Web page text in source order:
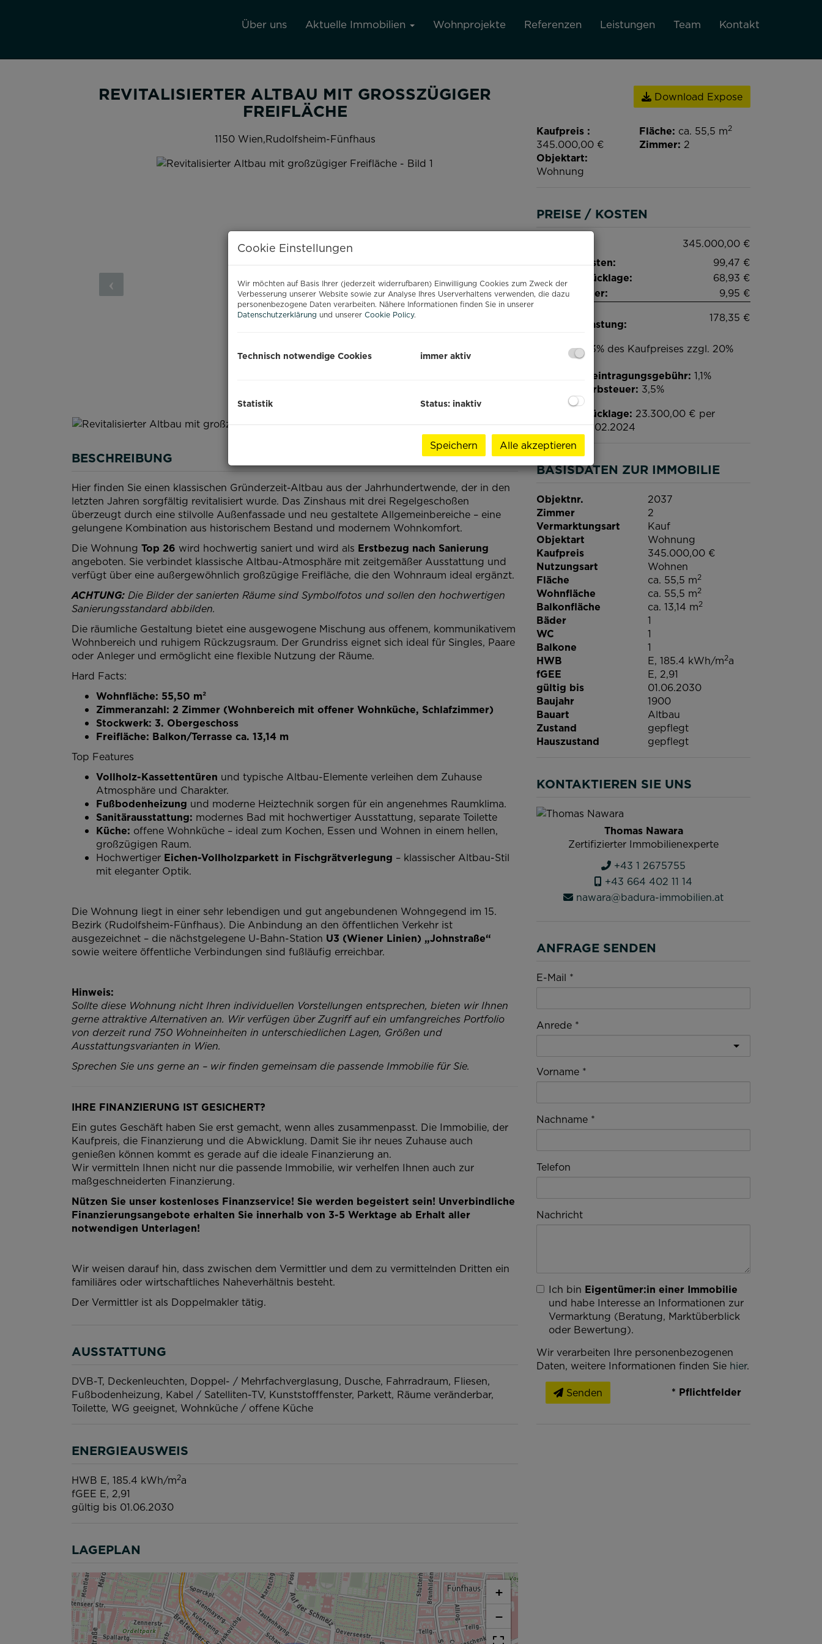
Über uns Aktuelle Immobilien Wohnprojekte Referenzen Leistungen Team Kontakt
REVITALISIERTER ALTBAU MIT GROSSZÜGIGER F
REIFLÄCHE
1150 Wien,Rudolfsheim-Fünfhaus
BESCHREIBUNG
Hier finden Sie einen klassischen Gründerzeit-Altbau aus der Jahrhundertwende, der in den
letzten Jahren sorgfältig revitalisiert wurde. Das Zinshaus mit drei Regelgeschoßen
überzeugt durch eine stilvolle Außenfassade und neu gestaltete Allgemeinbereiche – eine
gelungene Kombination aus historischem Bestand und modernem Wohnkomfort.
Die Wohnung Top 26 wird hochwertig saniert und wird als Erstbezug nach Sanierung
angeboten. Sie verbindet klassische Altbau-Atmosphäre mit zeitgemäßer Ausstattung und
verfügt über eine außergewöhnlich großzügige Freifläche, die den Wohnraum ideal ergänzt.
ACHTUNG: Die Bilder der sanierten Räume sind Symbolfotos und sollen den hochwertigen
Sanierungsstandard abbilden.
Die räumliche Gestaltung bietet eine ausgewogene Mischung aus offenem, kommunikativem
Wohnbereich und ruhigem Rückzugsraum. Der Grundriss eignet sich ideal für Singles, Paare
oder Anleger und ermöglicht eine flexible Nutzung der Räume.
Hard Facts:
Wohnfläche: 55,50 m²
Zimmeranzahl: 2 Zimmer (Wohnbereich mit offener Wohnküche, Schlafzimmer)
Stockwerk: 3. Obergeschoss
Freifläche: Balkon/Terrasse ca. 13,14 m
Top Features
Vollholz-Kassettentüren und typische Altbau-Elemente verleihen dem Zuhause
Atmosphäre und Charakter.
Fußbodenheizung und moderne Heiztechnik sorgen für ein angenehmes Raumklima.
Sanitärausstattung: modernes Bad mit hochwertiger Ausstattung, separate Toilette
Küche: offene Wohnküche – ideal zum Kochen, Essen und Wohnen in einem hellen,
großzügigen Raum.
Hochwertiger Eichen-Vollholzparkett in Fischgrätverlegung – klassischer Altbau-Stil
mit eleganter Optik.
Die Wohnung liegt in einer sehr lebendigen und gut angebundenen Wohngegend im 15.
Bezirk (Rudolfsheim-Fünfhaus). Die Anbindung an den öffentlichen Verkehr ist
ausgezeichnet – die nächstgelegene U-Bahn-Station U3 (Wiener Linien) „Johnstraße“
sowie weitere öffentliche Verbindungen sind fußläufig erreichbar.
Hinweis:
Sollte diese Wohnung nicht Ihren individuellen Vorstellungen entsprechen, bieten wir Ihnen
gerne attraktive Alternativen an. Wir verfügen über Zugriff auf ein umfangreiches Portfolio
von derzeit rund 750 Wohneinheiten in unterschiedlichen Lagen, Größen und
Ausstattungsvarianten in Wien.
Sprechen Sie uns gerne an – wir finden gemeinsam die passende Immobilie für Sie.
IHRE FINANZIERUNG IST GESICHERT?
Ein gutes Geschäft haben Sie erst gemacht, wenn alles zusammenpasst. Die Immobilie, der
Kaufpreis, die Finanzierung und die Abwicklung. Damit Sie ihr neues Zuhause auch
genießen können kommt es gerade auf die ideale Finanzierung an.
Wir vermitteln Ihnen nicht nur die passende Immobilie, wir verhelfen Ihnen auch zur
maßgeschneiderten Finanzierung.
Nützen Sie unser kostenloses Finanzservice! Sie werden begeistert sein! Unverbindliche
Finanzierungsangebote erhalten Sie innerhalb von 3-5 Werktage ab Erhalt aller
notwendigen Unterlagen!
Wir weisen darauf hin, dass zwischen dem Vermittler und dem zu vermittelnden Dritten ein
familiäres oder wirtschaftliches Naheverhältnis besteht.
Der Vermittler ist als Doppelmakler tätig.
AUSSTATTUNG
DVB-T Deckenleuchten Doppel- / Mehrfachverglasung Dusche Fahrradraum Fliesen
Fußbodenheizung Kabel / Satelliten-TV Kunststofffenster Parkett Räume veränderbar
Toilette WG geeignet Wohnküche / offene Küche
ENERGIEAUSWEIS
HWB E, 185.4 kWh/m2a
fGEE E, 2,91
gültig bis 01.06.2030
LAGEPLAN
+
−
Download Expose
Kaufpreis
345.000,00 €
Fläche ca. 55,5 m2
Zimmer 2
Objektart
Wohnung
PREISE / KOSTEN
345.000,00 €
Betriebskosten:
99,47 €
Reparaturrücklage:
68,93 €
Umsatzsteuer:
9,95 €
Gesamtbelastung:
178,35 €
Provision:
3% des Kaufpreises zzgl. 20%
Grundbucheintragungsgebühr: 1,1%
Grunderwerbsteuer: 3,5%
Reparaturrücklage: 23.300,00 € per
Stichtag 05.02.2024
BASISDATEN ZUR IMMOBILIE
Objektnr.
2037
Zimmer
2
Vermarktungsart
Kauf
Objektart
Wohnung
Kaufpreis
345.000,00 €
Nutzungsart
Wohnen
Fläche
ca. 55,5 m2
Wohnfläche ca. 55,5 m2
Balkonfläche ca. 13,14 m2
Bäder
1
WC
1
Balkone
1
HWB
E, 185.4 kWh/m2a
fGEE
E, 2,91
gültig bis
01.06.2030
Baujahr
1900
Bauart
Altbau
Zustand
gepflegt
Hauszustand
gepflegt
KONTAKTIEREN SIE UNS
Thomas Nawara
Zertifizierter Immobilienexperte
+43 1 2675755
+43 664 402 11 14
nawara@badura-immobilien.at
ANFRAGE SENDEN
E-Mail
Anrede
Vorname
Nachname
Telefon
Nachricht
Ich bin Eigentümer:in einer Immobilie
und habe Interesse an Informationen zur
Vermarktung (Beratung, Marktüberblick
oder Bewertung).
Wir verarbeiten Ihre personenbezogenen
Daten, weitere Informationen finden Sie hier.
Senden
* Pflichtfelder
Cookie Einstellungen
Wir möchten auf Basis Ihrer (jederzeit widerrufbaren) Einwilligung Cookies zum Zweck der
Verbesserung unserer Website sowie zur Analyse Ihres Userverhaltens verwenden, die dazu
personenbezogene Daten verarbeiten. Nähere Informationen finden Sie in unserer
Datenschutzerklärung und unserer Cookie Policy.
Technisch notwendige Cookies immer aktiv
Statistik Status: inaktiv
Speichern Alle akzeptieren